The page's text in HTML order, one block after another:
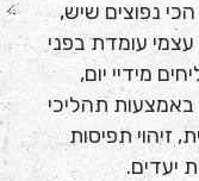
נפוצים שיש,
עומדת בפני
מידיי יום,
תהליכי
זיהוי תפיסות
יעדים.